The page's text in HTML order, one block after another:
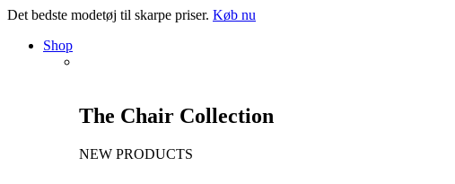
Det bedste modetøj til skarpe priser. Køb nu
Shop
The Chair Collection
NEW PRODUCTS